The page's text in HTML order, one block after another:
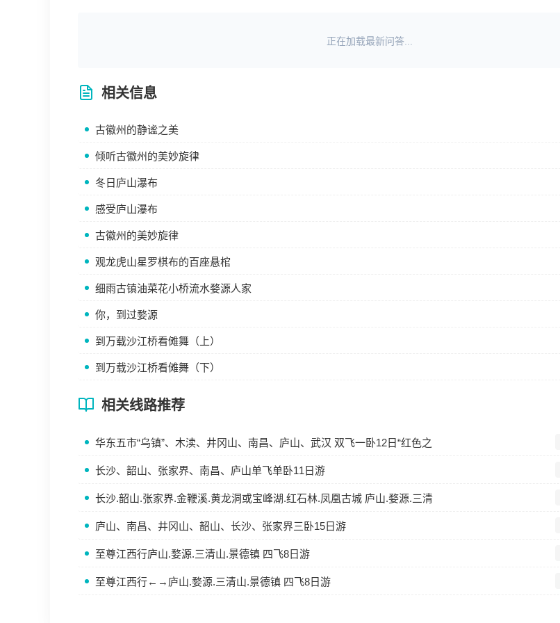
正在加载最新问答...
相关信息
古徽州的静谧之美
倾听古徽州的美妙旋律
冬日庐山瀑布
感受庐山瀑布
古徽州的美妙旋律
观龙虎山星罗棋布的百座悬棺
细雨古镇油菜花小桥流水婺源人家
你，到过婺源
到万载沙江桥看傩舞（上）
到万载沙江桥看傩舞（下）
相关线路推荐
华东五市“乌镇”、木渎、井冈山、南昌、庐山、武汉 双飞一卧12日“红色之
长沙、韶山、张家界、南昌、庐山单飞单卧11日游
长沙.韶山.张家界.金鞭溪.黄龙洞或宝峰湖.红石林.凤凰古城 庐山.婺源.三清
庐山、南昌、井冈山、韶山、长沙、张家界三卧15日游
至尊江西行庐山.婺源.三清山.景德镇 四飞8日游
至尊江西行←→庐山.婺源.三清山.景德镇 四飞8日游